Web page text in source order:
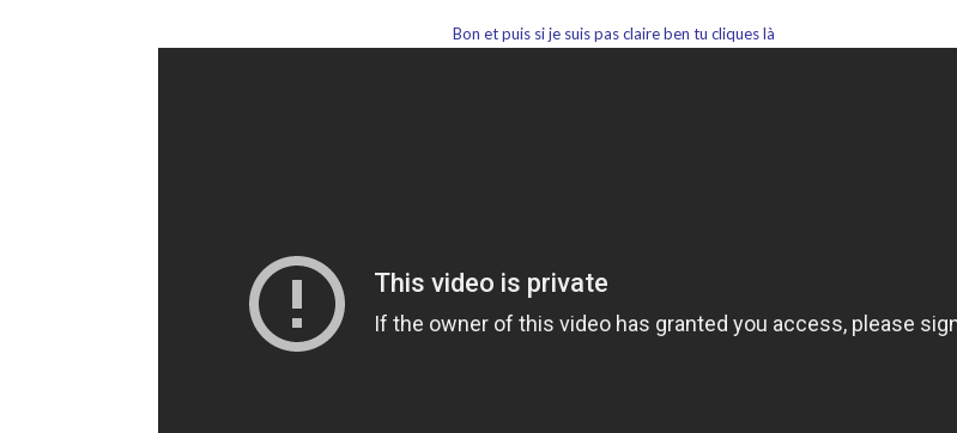
Bon et puis si je suis pas claire ben tu cliques là